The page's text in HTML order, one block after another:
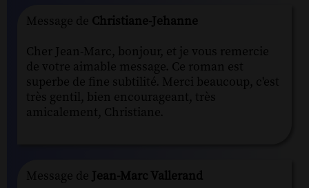
Message de Christiane-Jehanne
Cher Jean-Marc, bonjour, et je vous remercie
de votre aimable message. Ce roman est
superbe de fine subtilité. Merci beaucoup, c'est
très gentil, bien encourageant, très
amicalement, Christiane.
Message de Jean-Marc Vallerand